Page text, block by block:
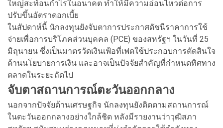
ใหญ่สะท้อนกำไรในอนาคต ทำให้มีความอ่อนไหวต่อการ
ปรับขึ้นอัตราดอกเบี้ย
ในสัปดาห์นี้ นักลงทุนยังจับตาการประกาศดัชนีราคาการใช้
จ่ายเพื่อการบริโภคส่วนบุคคล (PCE) ของสหรัฐฯ ในวันที่ 25
มิถุนายน ซึ่งเป็นมาตรวัดเงินเฟ้อที่เฟดใช้ประกอบการตัดสินใจ
ด้านนโยบายการเงิน และอาจเป็นปัจจัยสำคัญที่กำหนดทิศทาง
ตลาดในระยะถัดไป
จับตาสถานการณ์ตะวันออกกลาง
นอกจากปัจจัยด้านเศรษฐกิจ นักลงทุนยังติดตามสถานการณ์
ในตะวันออกกลางอย่างใกล้ชิด หลังมีรายงานว่าวุฒิสภา